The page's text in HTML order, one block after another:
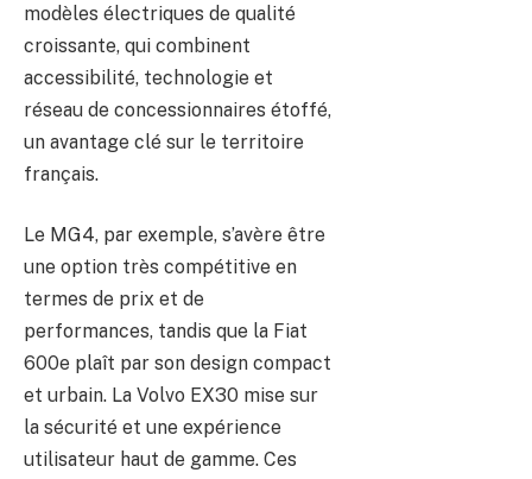
modèles électriques de qualité
croissante, qui combinent
accessibilité, technologie et
réseau de concessionnaires étoffé,
un avantage clé sur le territoire
français.
Le MG4, par exemple, s’avère être
une option très compétitive en
termes de prix et de
performances, tandis que la Fiat
600e plaît par son design compact
et urbain. La Volvo EX30 mise sur
la sécurité et une expérience
utilisateur haut de gamme. Ces